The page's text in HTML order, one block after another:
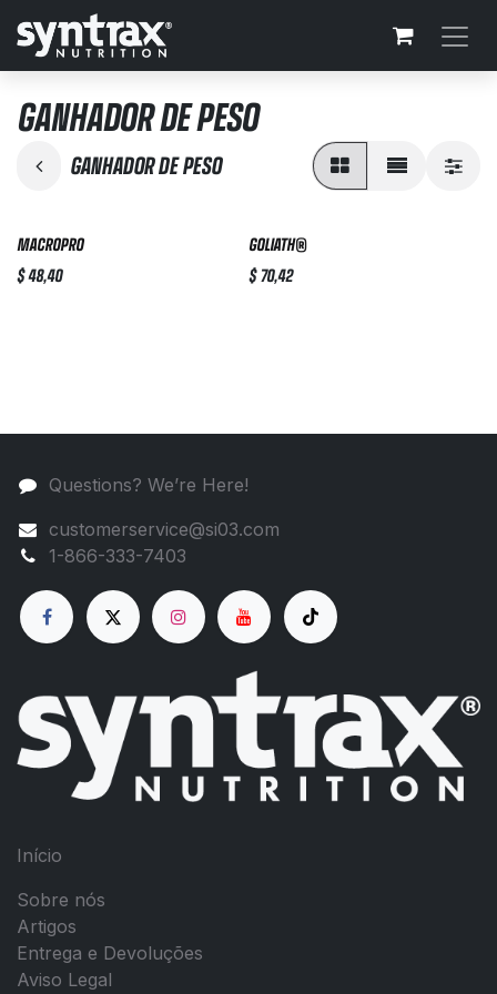
Skip to Content
GANHADOR DE PESO
GANHADOR DE PESO
MACROPRO
$48,40
GOLIATH®
$70,42
Questions? We’re Here!
customerservice@si03.com
1-866-333-7403
Início
Sobre nós
Artigos
Entrega e Devoluções
Aviso Legal